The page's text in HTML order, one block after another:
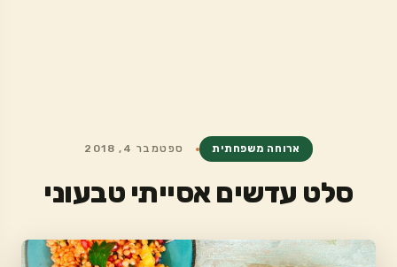
ארוחה משפחתית ספטמבר 4, 2018
סלט עדשים אסייתי טבעוני